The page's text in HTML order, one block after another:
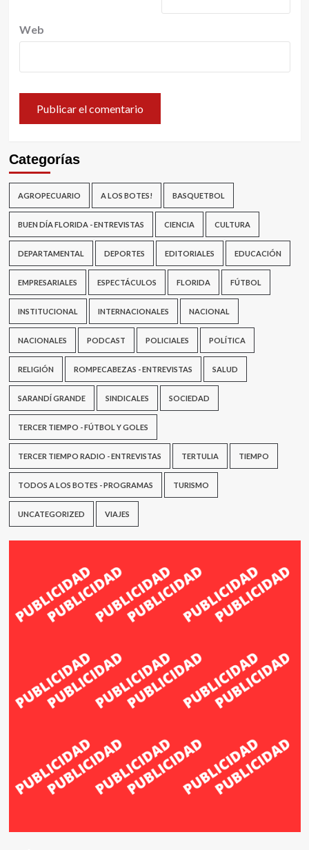
Web
Categorías
AGROPECUARIO A LOS BOTES! BASQUETBOL
BUEN DÍA FLORIDA - ENTREVISTAS CIENCIA CULTURA
DEPARTAMENTAL DEPORTES EDITORIALES EDUCACIÓN
EMPRESARIALES ESPECTÁCULOS FLORIDA FÚTBOL
INSTITUCIONAL INTERNACIONALES NACIONAL
NACIONALES PODCAST POLICIALES POLÍTICA
RELIGIÓN ROMPECABEZAS - ENTREVISTAS SALUD
SARANDÍ GRANDE SINDICALES SOCIEDAD
TERCER TIEMPO - FÚTBOL Y GOLES
TERCER TIEMPO RADIO - ENTREVISTAS TERTULIA TIEMPO
TODOS A LOS BOTES - PROGRAMAS TURISMO
UNCATEGORIZED VIAJES